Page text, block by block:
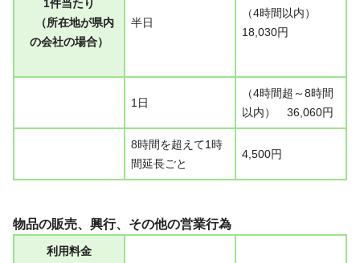
1件当たり
（所在地が県内
の会社の場合）
半日
（4時間以内）
18,030円
1日
（4時間超～8時間
以内） 36,060円
8時間を超えて1時
間延長ごと
4,500円
物品の販売、興行、その他の営業行為
利用料金